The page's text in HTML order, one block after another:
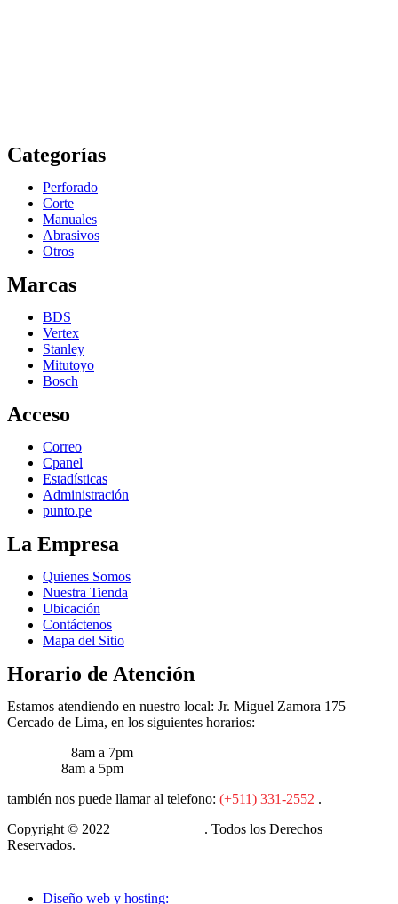
Categorías
Perforado
Corte
Manuales
Abrasivos
Otros
Marcas
BDS
Vertex
Stanley
Mitutoyo
Bosch
Acceso
Correo
Cpanel
Estadísticas
Administración
punto.pe
La Empresa
Quienes Somos
Nuestra Tienda
Ubicación
Contáctenos
Mapa del Sitio
Horario de Atención
Estamos atendiendo en nuestro local: Jr. Miguel Zamora 175 –
Cercado de Lima, en los siguientes horarios:
8am a 7pm
8am a 5pm
también nos puede llamar al telefono: (+511) 331-2552 .
Copyright © 2022
. Todos los Derechos
Reservados.
Diseño web y hosting: